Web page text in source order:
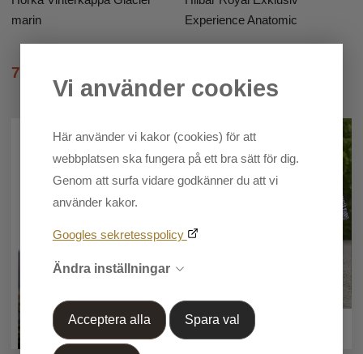
Vi använder cookies
Här använder vi kakor (cookies) för att
webbplatsen ska fungera på ett bra sätt för dig.
Genom att surfa vidare godkänner du att vi
använder kakor.
Googles sekretesspolicy
Ändra inställningar
Acceptera alla Spara val
marin
773
Experience Anatomic